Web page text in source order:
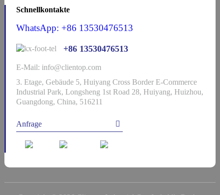
Schnellkontakte
WhatsApp: +86 13530476513
+86 13530476513
E-Mail: info@clientop.com
3. Etage, Gebäude 5, Huiyang Cross Border E-Commerce
Industrial Park, Longsheng 1st Road 28, Huiyang, Huizhou,
Guangdong, China, 516211
Anfrage